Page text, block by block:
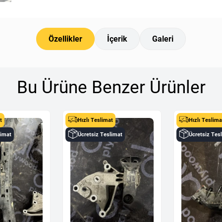
Özellikler İçerik Galeri
Bu Ürüne Benzer Ürünler
Hızlı Teslimat
Ücretsiz Teslimat
Hızlı
Ücretsiz